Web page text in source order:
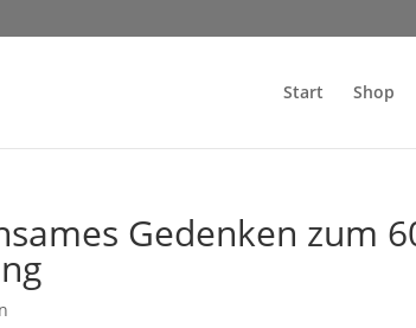
Start Shop
Gedenken zum